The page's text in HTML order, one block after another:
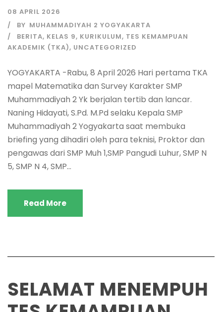
08 APRIL 2026
BY MUHAMMADIYAH 2 YOGYAKARTA
BERITA, KELAS 9, KURIKULUM, TES KEMAMPUAN
AKADEMIK (TKA), UNCATEGORIZED
YOGYAKARTA -Rabu, 8 April 2026 Hari pertama TKA
mapel Matematika dan Survey Karakter SMP
Muhammadiyah 2 Yk berjalan tertib dan lancar.
Naning Hidayati, S.Pd. M.Pd selaku Kepala SMP
Muhammadiyah 2 Yogyakarta saat membuka
briefing yang dihadiri oleh para teknisi, Proktor dan
pengawas dari SMP Muh 1,SMP Pangudi Luhur, SMP N
5, SMP N 4, SMP...
Read More
SELAMAT MENEMPUH